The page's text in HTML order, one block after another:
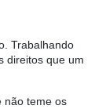
Trabalhando
direitos que um
não teme os